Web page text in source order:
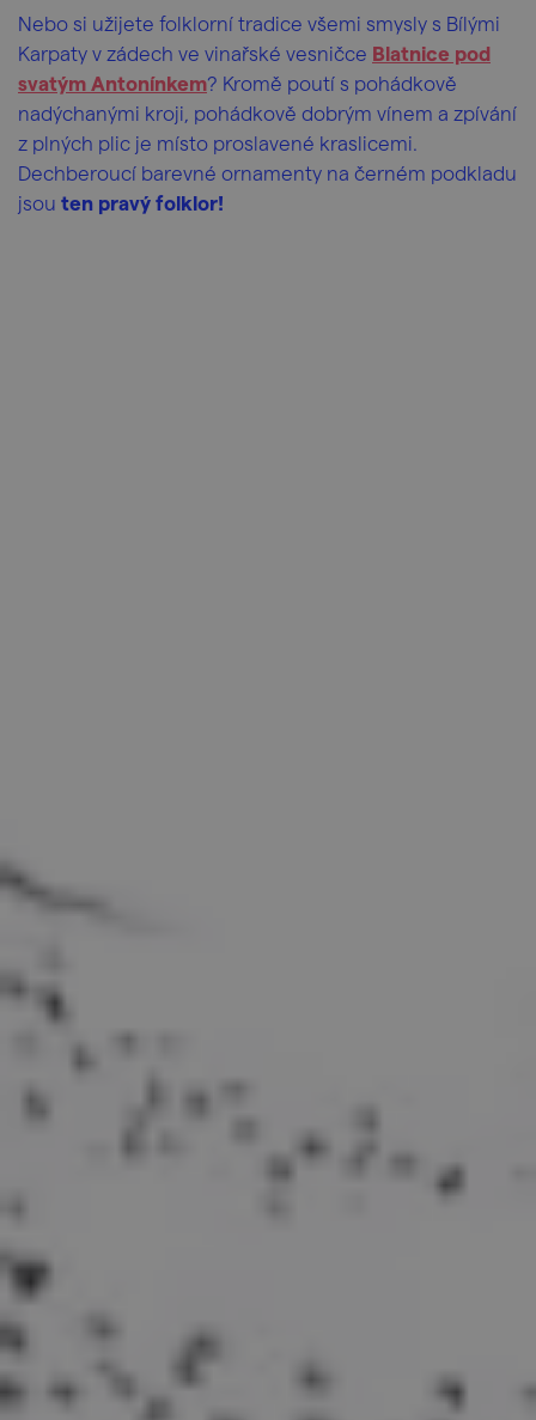
Nebo si užijete folklorní tradice všemi smysly s Bílými
Karpaty v zádech ve vinařské vesničce Blatnice pod
svatým Antonínkem? Kromě poutí s pohádkově
nadýchanými kroji, pohádkově dobrým vínem a zpívání
z plných plic je místo proslavené kraslicemi.
Dechberoucí barevné ornamenty na černém podkladu
jsou ten pravý folklor!